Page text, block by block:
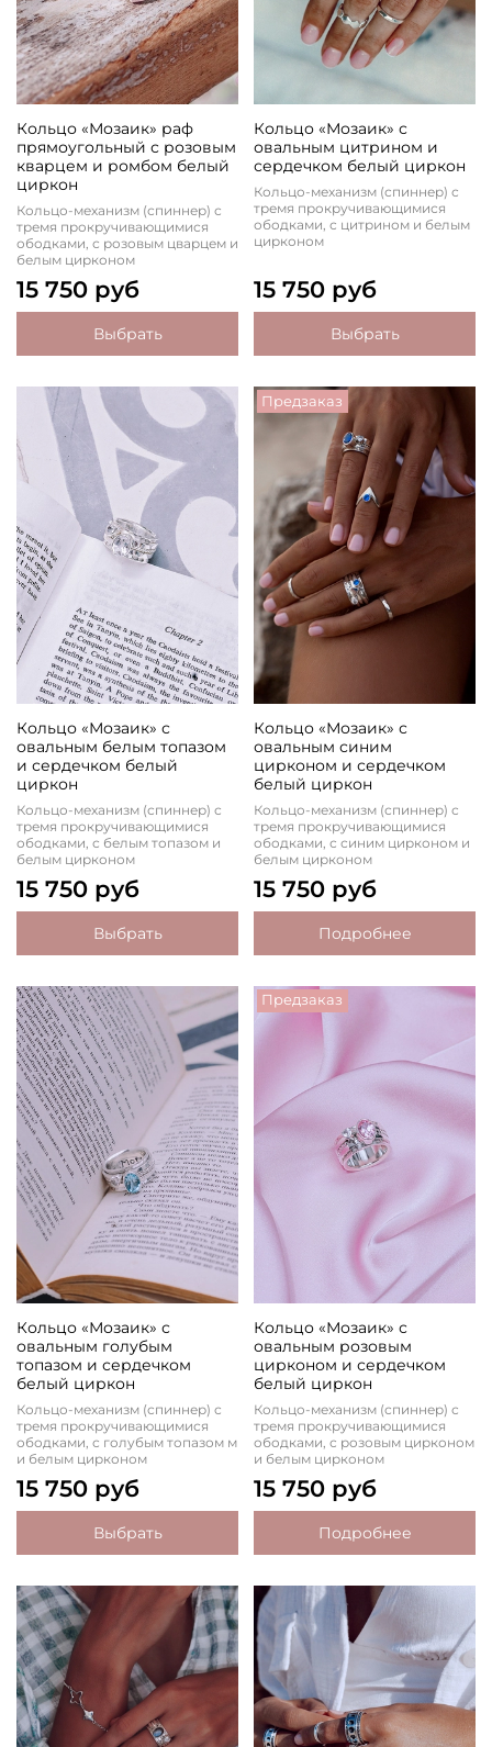
Кольцо «Мозаик» раф
прямоугольный с розовым
кварцем и ромбом белый
циркон
Кольцо-механизм (спиннер) с
тремя прокручивающимися
ободками, с розовым цварцем и
белым цирконом
15 750 руб
Выбрать
Кольцо «Мозаик» с
овальным цитрином и
сердечком белый циркон
Кольцо-механизм (спиннер) с
тремя прокручивающимися
ободками, с цитрином и белым
цирконом
15 750 руб
Выбрать
Кольцо «Мозаик» с
овальным белым топазом
и сердечком белый
циркон
Кольцо-механизм (спиннер) с
тремя прокручивающимися
ободками, с белым топазом и
белым цирконом
15 750 руб
Выбрать
Предзаказ
Кольцо «Мозаик» с
овальным синим
цирконом и сердечком
белый циркон
Кольцо-механизм (спиннер) с
тремя прокручивающимися
ободками, с синим цирконом и
белым цирконом
15 750 руб
Подробнее
Кольцо «Мозаик» с
овальным голубым
топазом и сердечком
белый циркон
Кольцо-механизм (спиннер) с
тремя прокручивающимися
ободками, с голубым топазом м
и белым цирконом
15 750 руб
Выбрать
Предзаказ
Кольцо «Мозаик» с
овальным розовым
цирконом и сердечком
белый циркон
Кольцо-механизм (спиннер) с
тремя прокручивающимися
ободками, с розовым цирконом
и белым цирконом
15 750 руб
Подробнее